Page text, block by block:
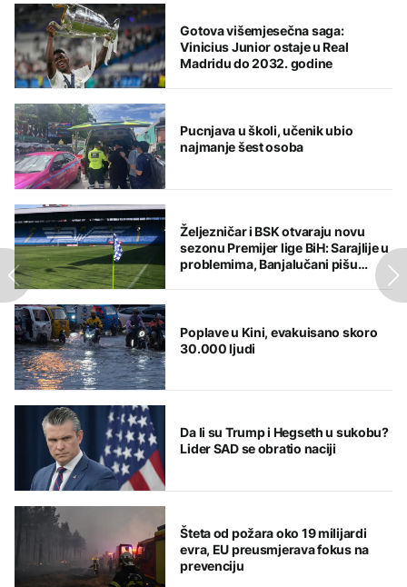
Gotova višemjesečna saga:
Vinicius Junior ostaje u Real
Madridu do 2032. godine
Pucnjava u školi, učenik ubio
najmanje šest osoba
Željezničar i BSK otvaraju novu
sezonu Premijer lige BiH: Sarajlije u
problemima, Banjalučani pišu
Poplave u Kini, evakuisano skoro
30.000 ljudi
Da li su Trump i Hegseth u sukobu?
Lider SAD se obratio naciji
Šteta od požara oko 19 milijardi
evra, EU preusmjerava fokus na
prevenciju